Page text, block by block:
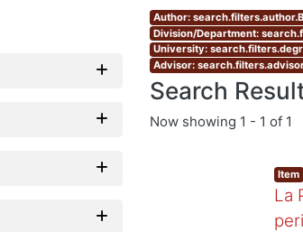
Author:
Division/Department:
University:
Advisor:
Search
Now showing 1 - 1 of 1
Item
La